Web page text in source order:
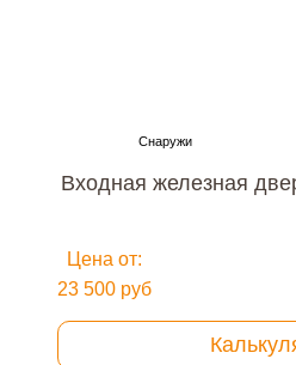
Входная железная
Цена от:
23 500 руб